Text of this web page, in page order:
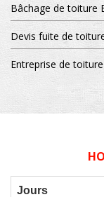
Bâchage de toiture
Devis fuite de
Entreprise de
Jours